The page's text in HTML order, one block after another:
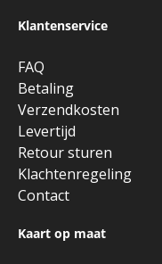
Klantenservice
FAQ
Betaling
Verzendkosten
Levertijd
Retour sturen
Klachtenregeling
Contact
Kaart op maat